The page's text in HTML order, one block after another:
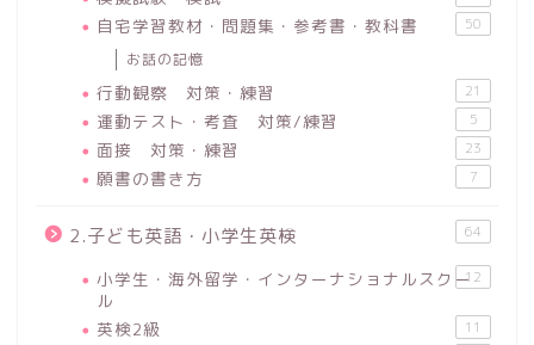
自宅学習教材・問題集・参考書・教科書 50
お話の記憶
行動観察 対策・練習 21
運動テスト・考査 対策/練習 5
面接 対策・練習 23
願書の書き方 7
2.子ども英語・小学生英検 64
小学生・海外留学・インターナショナルスクー
ル
12
英検2級 11